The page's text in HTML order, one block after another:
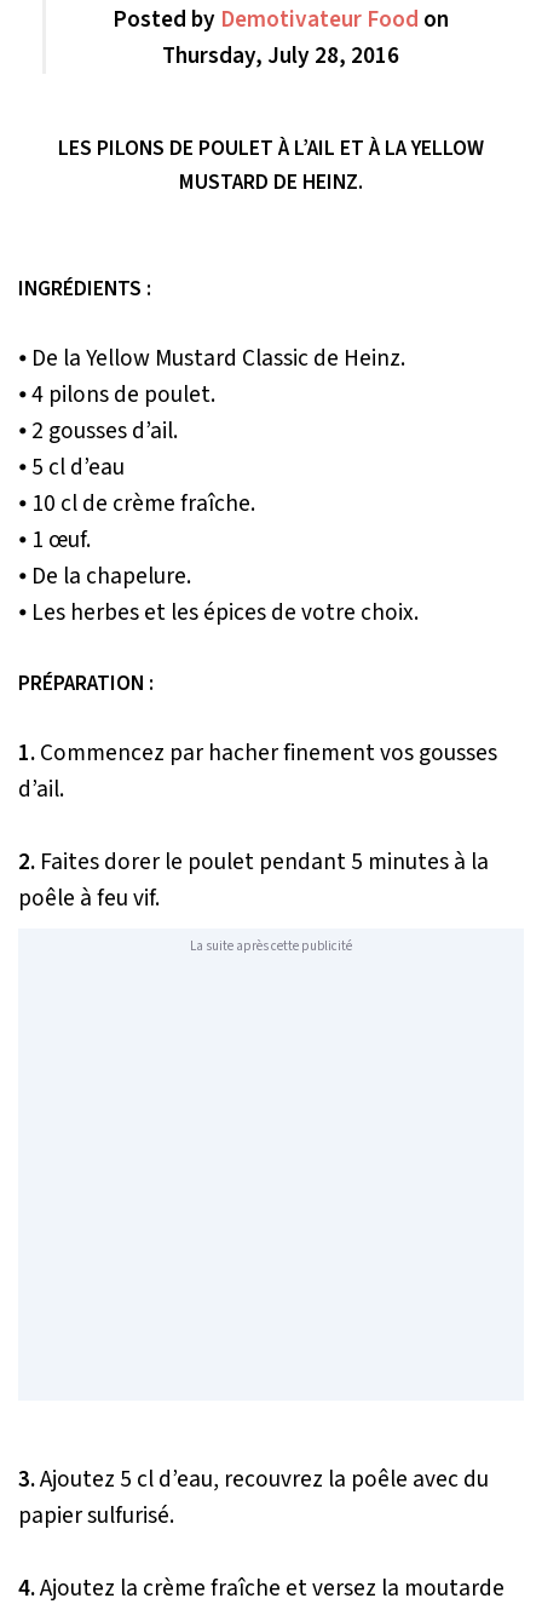
Posted by Demotivateur Food on
Thursday, July 28, 2016
LES PILONS DE POULET À L’AIL ET À LA YELLOW
MUSTARD DE HEINZ.
INGRÉDIENTS :
⦁ De la Yellow Mustard Classic de Heinz.
⦁ 4 pilons de poulet.
⦁ 2 gousses d’ail.
⦁ 5 cl d’eau
⦁ 10 cl de crème fraîche.
⦁ 1 œuf.
⦁ De la chapelure.
⦁ Les herbes et les épices de votre choix.
PRÉPARATION :
1.Commencez par hacher finement vos gousses
d’ail.
2. Faites dorer le poulet pendant 5 minutes à la
poêle à feu vif.
La suite après cette publicité
3.Ajoutez 5 cl d’eau, recouvrez la poêle avec du
papier sulfurisé.
4.Ajoutez la crème fraîche et versez la moutarde